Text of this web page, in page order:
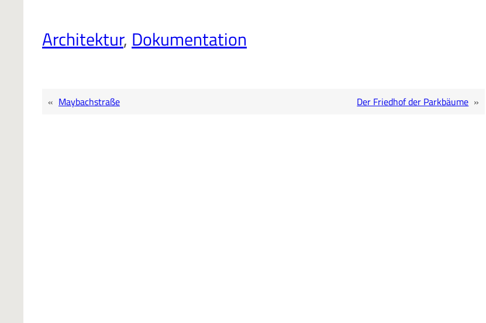
Architektur, Dokumentation
« Maybachstraße Der Friedhof der Parkbäume »